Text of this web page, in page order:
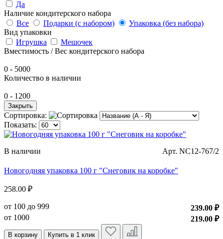
Да
Наличие кондитерского набора
Все
Подарки (с набором)
Упаковка (без набора)
Вид упаковки
Игрушка
Мешочек
Вместимость / Вес кондитерского набора
0 - 5000
Количество в наличии
0 - 1200
Закрыть
Сортировка:
Показать:
В наличии Арт. NC12-767/2
Новогодняя упаковка 100 г "Снеговик на коробке"
258.00 ₽
от 100 до 999
239.00 ₽
от 1000
219.00 ₽
В корзину Купить в 1 клик